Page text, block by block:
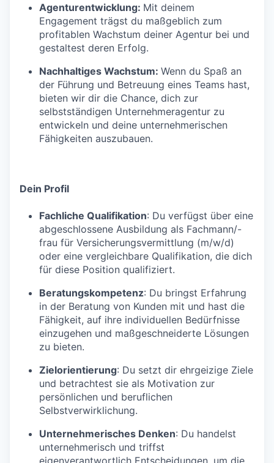
Agenturentwicklung: Mit deinem
Engagement trägst du maßgeblich zum
profitablen Wachstum deiner Agentur bei und
gestaltest deren Erfolg.
Nachhaltiges Wachstum: Wenn du Spaß an
der Führung und Betreuung eines Teams hast,
bieten wir dir die Chance, dich zur
selbstständigen Unternehmeragentur zu
entwickeln und deine unternehmerischen
Fähigkeiten auszubauen.
Dein Profil
Fachliche Qualifikation: Du verfügst über eine
abgeschlossene Ausbildung als Fachmann/-
frau für Versicherungsvermittlung (m/w/d)
oder eine vergleichbare Qualifikation, die dich
für diese Position qualifiziert.
Beratungskompetenz: Du bringst Erfahrung
in der Beratung von Kunden mit und hast die
Fähigkeit, auf ihre individuellen Bedürfnisse
einzugehen und maßgeschneiderte Lösungen
zu bieten.
Zielorientierung: Du setzt dir ehrgeizige Ziele
und betrachtest sie als Motivation zur
persönlichen und beruflichen
Selbstverwirklichung.
Unternehmerisches Denken: Du handelst
unternehmerisch und triffst
eigenverantwortlich Entscheidungen, um die